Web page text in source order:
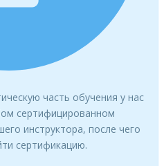
часть обучения у нас
сертифицированном
инструктора, после чего
сертификацию.